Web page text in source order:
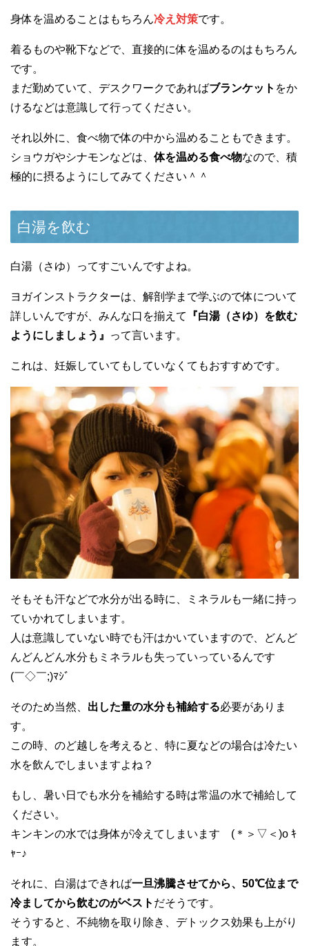
身体を温めることはもちろん冷え対策です。
着るものや靴下などで、直接的に体を温めるのはもちろん
です。
まだ勤めていて、デスクワークであればブランケット をか
けるなどは意識して行ってください。
それ以外に、食べ物で体の中から温めることもできます。
ショウガやシナモンなどは、 体を温める食べ物なので、積
極的に摂るようにしてみてください＾＾
白湯を飲む
白湯（さゆ）ってすごいんですよね。
ヨガインストラクターは、解剖学まで学ぶので体について
詳しいんですが、みんな口を揃えて
『白湯（さゆ）を飲む
ようにしましょう』
って言います。
これは、妊娠していてもしていなくてもおすすめです。
そもそも汗などで水分が出る時に、ミネラルも一緒に持っ
ていかれてしまいます。
人は意識していない時でも汗はかいていますので、どんど
んどんどん水分もミネラルも失っていっているんです
(￣◇￣;)ﾏｼﾞ
そのため当然、 出した量の水分も補給する必要がありま
す。
この時、のど越しを考えると、特に夏などの場合は冷たい
水を飲んでしまいますよね？
もし、暑い日でも水分を補給する時は常温の水で補給して
ください。
キンキンの水では身体が冷えてしまいます (＊＞▽＜)o ｷ
ｬｰ♪
それに、白湯はできれば一旦沸騰させてから、50℃位まで
冷ましてから飲むのがベスト だそうです。
そうすると、不純物を取り除き、デトックス効果も上がり
ます。